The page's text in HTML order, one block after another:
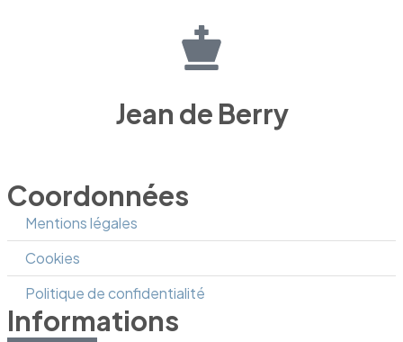
Jean de Berry
Coordonnées
Mentions légales
Cookies
Politique de confidentialité
Informations